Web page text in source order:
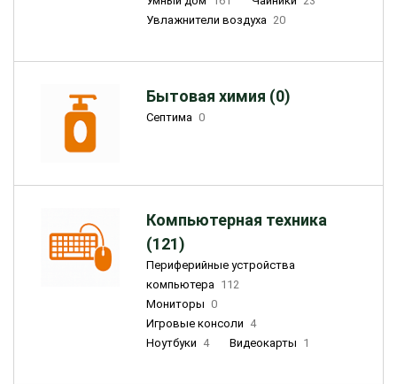
Увлажнители воздуха 20
Бытовая химия (0)
Септима 0
Компьютерная техника
(121)
Периферийные устройства
компьютера 112
Мониторы 0
Игровые консоли 4
Ноутбуки 4 Видеокарты 1